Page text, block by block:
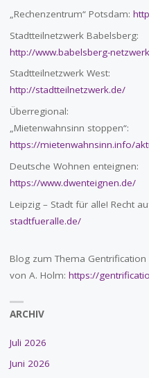
„Rechenzentrum“ Potsdam:
Stadtteilnetzwerk Babelsberg:
http://www.babelsberg-
Stadtteilnetzwerk West:
http://stadtteilnetzwerk.de/
Überregional:
„Mietenwahnsinn stoppen“:
https://mietenwahnsinn.info/
Deutsche Wohnen enteignen:
https://www.dwenteignen.de/
Leipzig – Stadt für alle! Recht
stadtfueralle.de/
Blog zum Thema
von A. Holm: https://
ARCHIV
Juli 2026
Juni 2026